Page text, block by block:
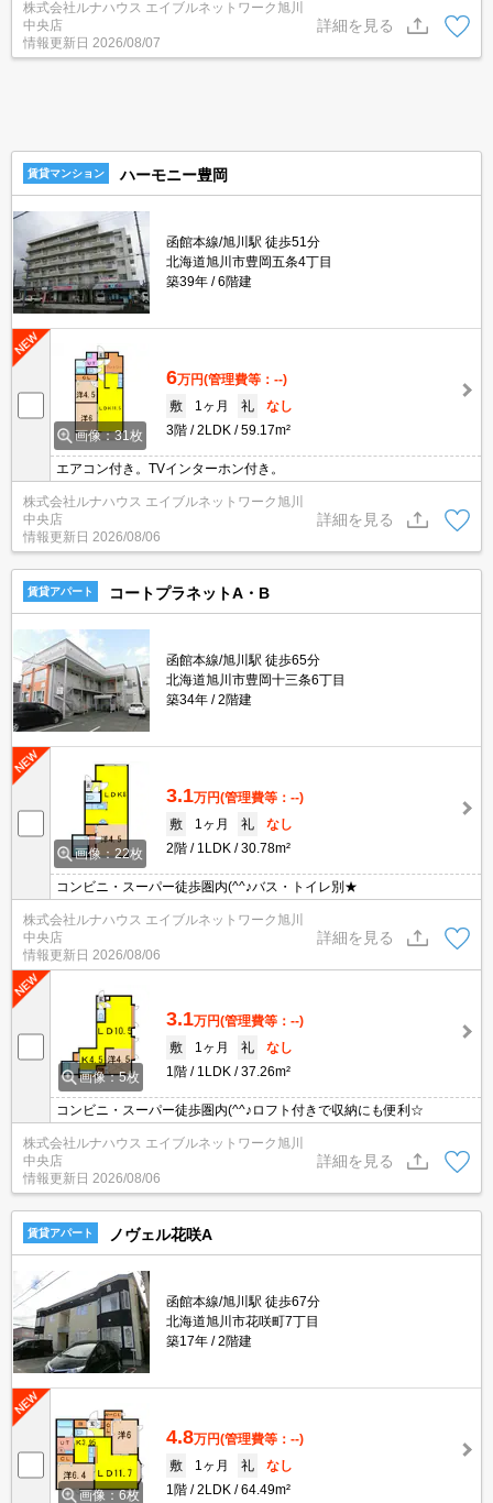
株式会社ルナハウス エイブルネットワーク旭川
中央店
情報更新日 2026/08/07
詳細を見る
賃貸マンション ハーモニー豊岡
函館本線/旭川駅 徒歩51分
北海道旭川市豊岡五条4丁目
築39年
6階建
画像：31枚
6万円(管理費等：--)
敷
1ヶ月 礼
なし
3階
2LDK 59.17m²
エアコン付き。TVインターホン付き。
株式会社ルナハウス エイブルネットワーク旭川
中央店
情報更新日 2026/08/06
詳細を見る
賃貸アパート コートプラネットA・B
函館本線/旭川駅 徒歩65分
北海道旭川市豊岡十三条6丁目
築34年
2階建
画像：22枚
3.1万円(管理費等：--)
敷
1ヶ月 礼
なし
2階
1LDK 30.78m²
コンビニ・スーパー徒歩圏内(^^♪バス・トイレ別★
株式会社ルナハウス エイブルネットワーク旭川
中央店
情報更新日 2026/08/06
詳細を見る
画像：5枚
3.1万円(管理費等：--)
敷
1ヶ月 礼
なし
1階
1LDK 37.26m²
コンビニ・スーパー徒歩圏内(^^♪ロフト付きで収納にも便利☆
株式会社ルナハウス エイブルネットワーク旭川
中央店
情報更新日 2026/08/06
詳細を見る
賃貸アパート ノヴェル花咲A
函館本線/旭川駅 徒歩67分
北海道旭川市花咲町7丁目
築17年
2階建
画像：6枚
4.8万円(管理費等：--)
敷
1ヶ月 礼
なし
1階
2LDK 64.49m²